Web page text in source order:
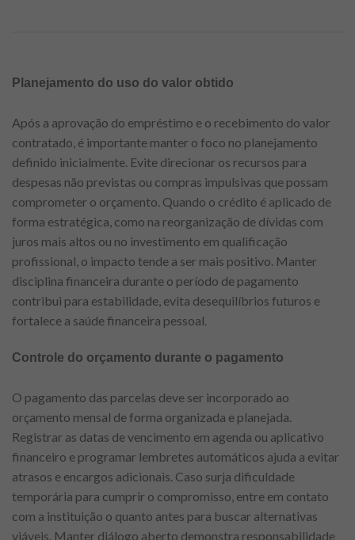
Planejamento do uso do valor obtido
Após a aprovação do empréstimo e o recebimento do valor
contratado, é importante manter o foco no planejamento
definido inicialmente. Evite direcionar os recursos para
despesas não previstas ou compras impulsivas que possam
comprometer o orçamento. Quando o crédito é aplicado de
forma estratégica, como na reorganização de dívidas com
juros mais altos ou no investimento em qualificação
profissional, o impacto tende a ser mais positivo. Manter
disciplina financeira durante o período de pagamento
contribui para estabilidade, evita desequilíbrios futuros e
fortalece a saúde financeira pessoal.
Controle do orçamento durante o pagamento
O pagamento das parcelas deve ser incorporado ao
orçamento mensal de forma organizada e planejada.
Registrar as datas de vencimento em agenda ou aplicativo
financeiro e programar lembretes automáticos ajuda a evitar
atrasos e encargos adicionais. Caso surja dificuldade
temporária para cumprir o compromisso, entre em contato
com a instituição o quanto antes para buscar alternativas
viáveis. Manter diálogo aberto demonstra responsabilidade